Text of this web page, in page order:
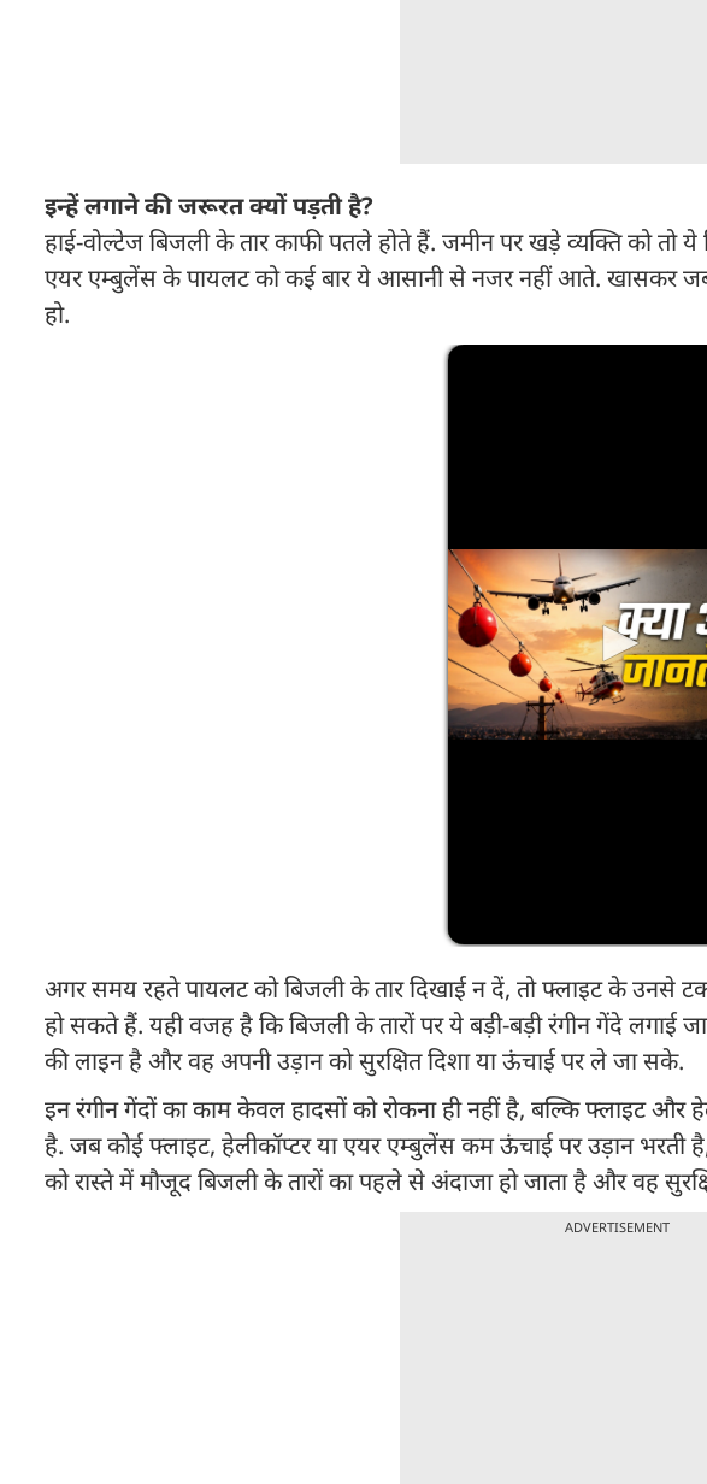
इन्हें लगाने की जरूरत क्यों पड़ती है?
हाई-वोल्टेज बिजली के तार काफी पतले होते हैं. जमीन पर खड़े व्यक्ति को तो
एयर एम्बुलेंस के पायलट को कई बार ये आसानी से नजर नहीं आते. खासकर
हो.
अगर समय रहते पायलट को बिजली के तार दिखाई न दें, तो फ्लाइट के उनसे
हो सकते हैं. यही वजह है कि बिजली के तारों पर ये बड़ी-बड़ी रंगीन गेंदे लगाई
की लाइन है और वह अपनी उड़ान को सुरक्षित दिशा या ऊंचाई पर ले जा सके.
इन रंगीन गेंदों का काम केवल हादसों को रोकना ही नहीं है, बल्कि फ्लाइट
है. जब कोई फ्लाइट, हेलीकॉप्टर या एयर एम्बुलेंस कम ऊंचाई पर उड़ान भरती
को रास्ते में मौजूद बिजली के तारों का पहले से अंदाजा हो जाता है और वह
ADVERTISEMENT